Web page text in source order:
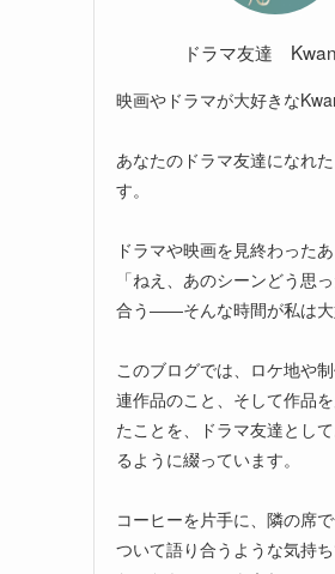
ドラマ友達
映画やドラマが大好きな
あなたのドラマ友達になれ
す。
ドラマや映画を見終わった
「ねえ、あのシーンどう思
合う――そんな時間が私は大
このブログでは、ロケ地や
連作品のこと、そして作品
たことを、ドラマ友達とし
るように綴っています。
コーヒーを片手に、隣の席
ついて語り合うような気持